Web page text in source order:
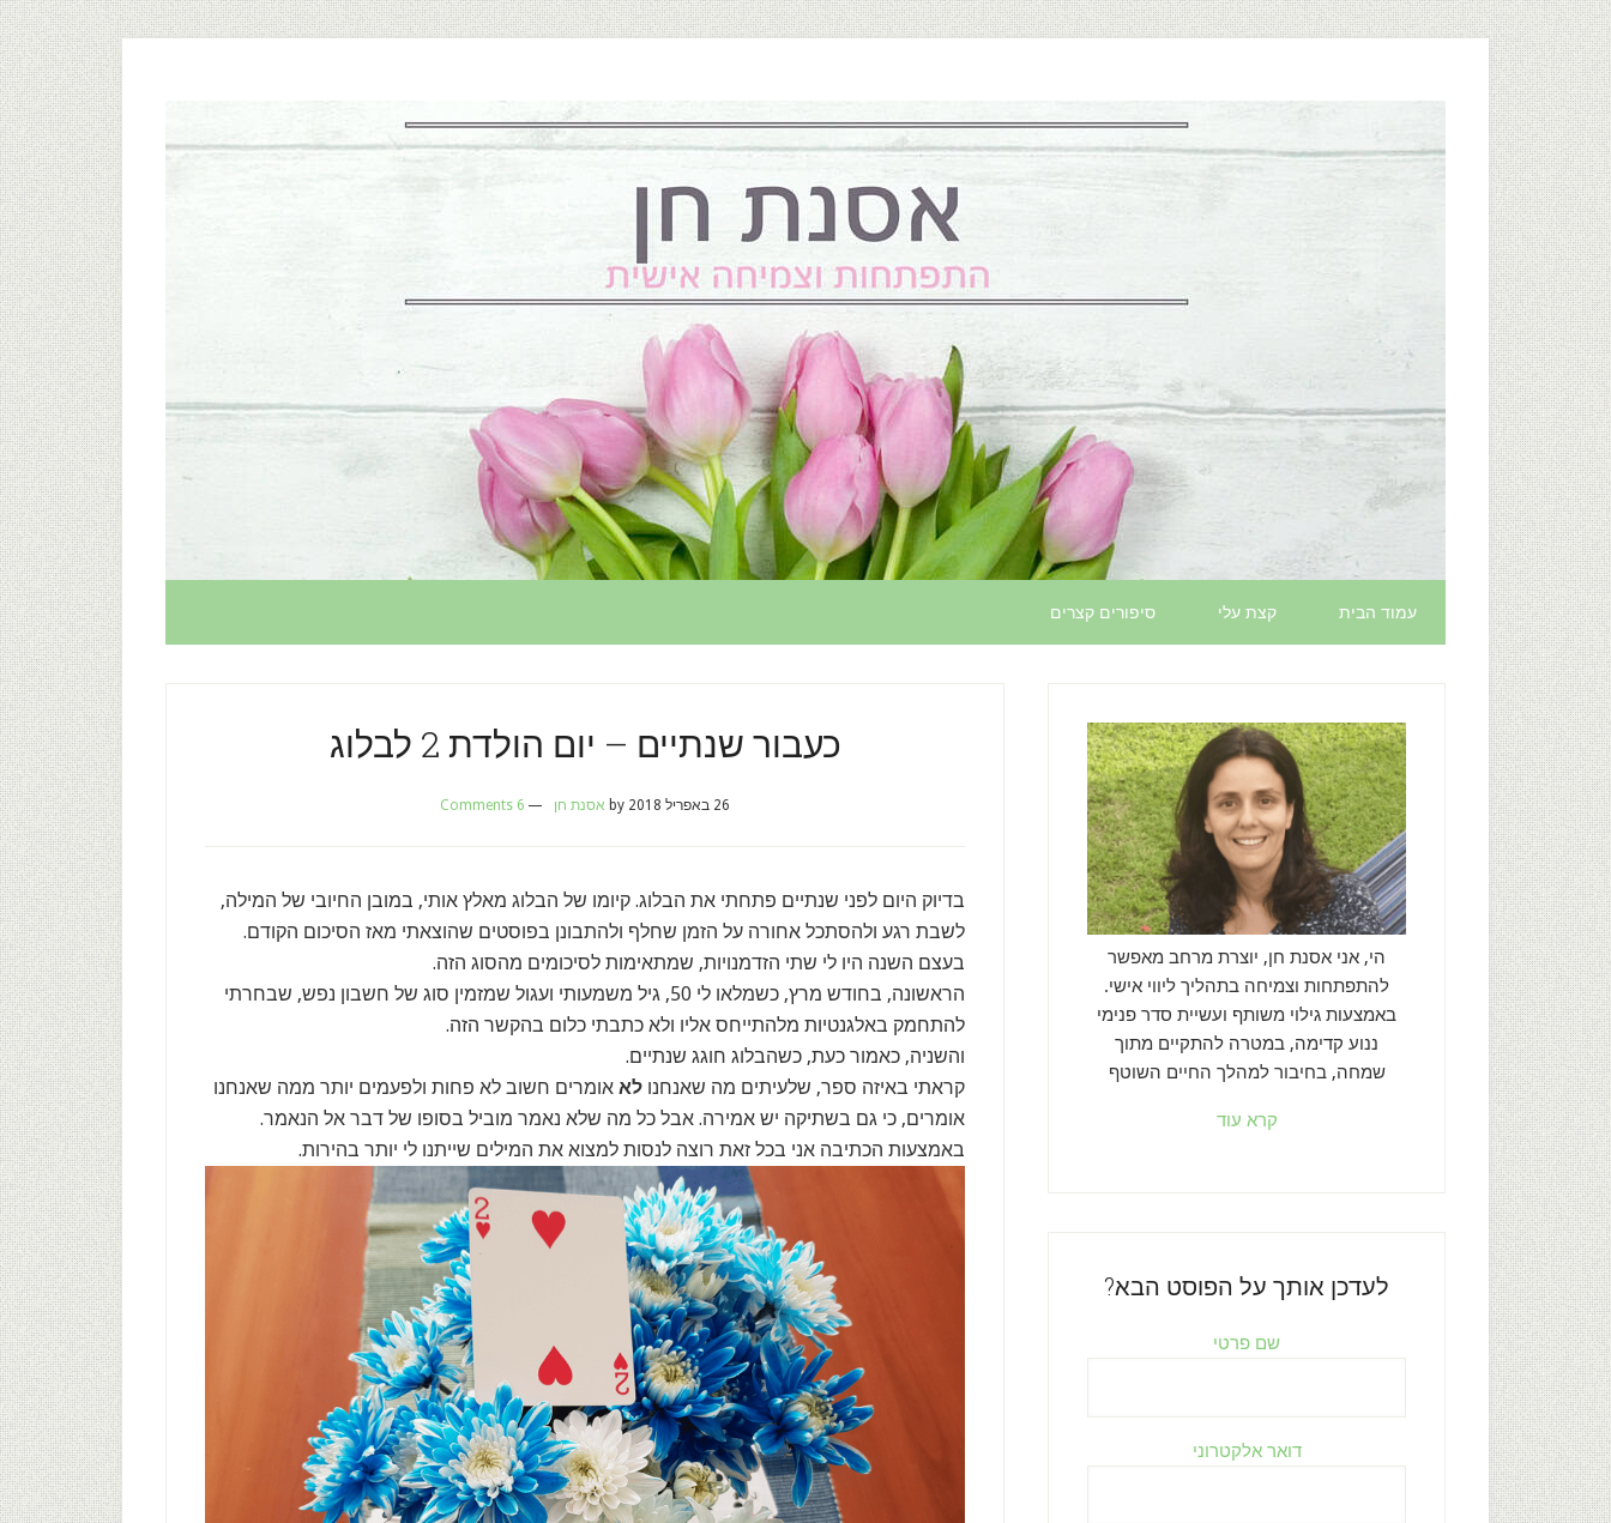
עמוד הבית קצת עלי סיפורים קצרים
כעבור שנתיים – יום הולדת 2 לבלוג
26 באפריל 2018 אסנת חן 6 Comments
בדיוק היום לפני שנתיים פתחתי את הבלוג. קיומו של הבלוג מאלץ אותי, במובן החיובי של המילה,
לשבת רגע ולהסתכל אחורה על הזמן שחלף ולהתבונן בפוסטים שהוצאתי מאז הסיכום הקודם.
בעצם השנה היו לי שתי הזדמנויות, שמתאימות לסיכומים מהסוג הזה.
הראשונה, בחודש מרץ, כשמלאו לי 50, גיל משמעותי ועגול שמזמין סוג של חשבון נפש, שבחרתי
להתחמק באלגנטיות מלהתייחס אליו ולא כתבתי כלום בהקשר הזה.
והשניה, כאמור כעת, כשהבלוג חוגג שנתיים.
קראתי באיזה ספר, שלעיתים מה שאנחנו לא אומרים חשוב לא פחות ולפעמים יותר ממה שאנחנו
אומרים, כי גם בשתיקה יש אמירה. אבל כל מה שלא נאמר מוביל בסופו של דבר אל הנאמר.
באמצעות הכתיבה אני בכל זאת רוצה לנסות למצוא את המילים שייתנו לי יותר בהירות.
הי, אני אסנת חן, יוצרת מרחב מאפשר
להתפתחות וצמיחה בתהליך ליווי אישי.
באמצעות גילוי משותף ועשיית סדר פנימי
ננוע קדימה, במטרה להתקיים מתוך
שמחה, בחיבור למהלך החיים השוטף
קרא עוד
לעדכן אותך על הפוסט הבא?
שם פרטי
דואר אלקטרוני